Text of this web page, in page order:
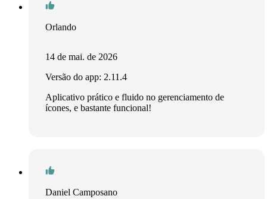
Orlando
14 de mai. de 2026
Versão do app: 2.11.4
Aplicativo prático e fluido no gerenciamento de
ícones, e bastante funcional!
Daniel Camposano